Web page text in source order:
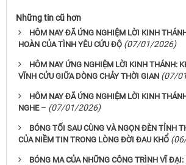
Những tin cũ hơn
HÔM NAY ĐÃ ỨNG NGHIỆM LỜI KINH
HOÀN CỦA TÌNH YÊU CỨU ĐỘ (07/01/2026)
HÔM NAY ỨNG NGHIỆM LỜI KINH THÁNH:
VĨNH CỬU GIỮA DÒNG CHẢY THỜI GIAN (07/
HÔM NAY ĐÃ ỨNG NGHIỆM LỜI KINH
NGHE – (07/01/2026)
BÓNG TỐI SAU CÙNG VÀ NGỌN ĐÈN TỈNH
CỦA NIỀM TIN TRONG LÒNG ĐỜI ĐAU KHỔ
BÓNG MA CỦA NHỮNG CÔNG TRÌNH VĨ ĐẠI: